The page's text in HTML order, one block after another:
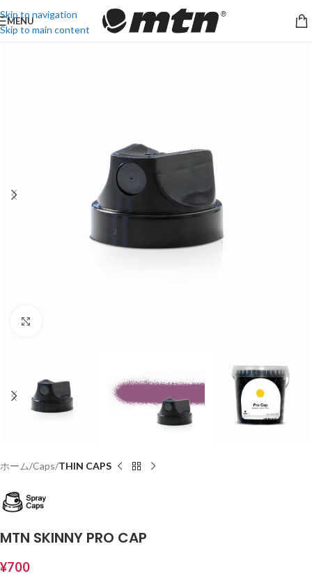
Skip to navigation
Skip to main content
MENU
ホーム Caps THIN CAPS
MTN SKINNY PRO CAP
¥700